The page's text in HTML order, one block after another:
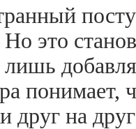
это
понимает,
друг на